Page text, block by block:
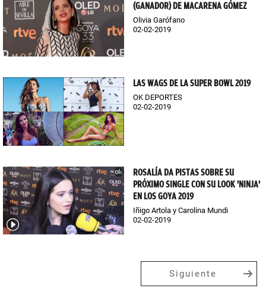
(GANADOR) DE MACARENA GÓMEZ
Olivia Garófano
02-02-2019
LAS WAGS DE LA SUPER BOWL 2019
OK DEPORTES
02-02-2019
ROSALÍA DA PISTAS SOBRE SU
PRÓXIMO SINGLE CON SU LOOK 'NINJA'
EN LOS GOYA 2019
Iñigo Artola y Carolina Mundi
02-02-2019
Siguiente